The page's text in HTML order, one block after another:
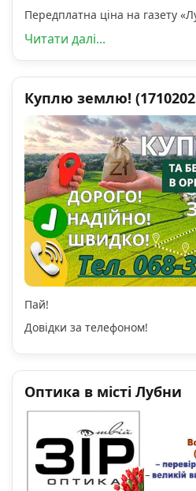
Передплатна ціна на газету
Читати далі...
Куплю землю!
Пай!
Довідки за телефоном!
Оптика в місті Лубни